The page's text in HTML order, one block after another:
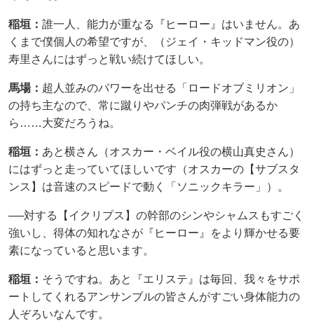
稲垣： 誰一人、能力が重なる『ヒーロー』はいません。あ
くまで僕個人の希望ですが、（ジェイ・キッドマン役の）
寿里さんにはずっと戦い続けてほしい。
馬場： 超人並みのパワーを出せる「ロードオブミリオン」
の持ち主なので、常に蹴りやパンチの肉弾戦があるか
ら……大変だろうね。
稲垣： あと横さん（オスカー・ベイル役の横山真史さん）
にはずっと走っていてほしいです（オスカーの【サブスタ
ンス】は音速のスピードで動く「ソニックキラー」）。
──対する【イクリプス】の幹部のシンやシャムスもすごく
強いし、得体の知れなさが『ヒーロー』をより輝かせる要
素になっていると思います。
稲垣： そうですね。あと『エリステ』は毎回、我々をサポ
ートしてくれるアンサンブルの皆さんがすごい身体能力の
人ぞろいなんです。